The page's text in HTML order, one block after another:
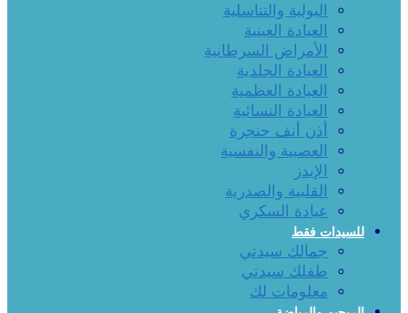
البولية والتناسلية
العيادة العينية
الأمراض السرطانية
العيادة الجلدية
العيادة العظمية
العيادة النسائية
أذن أنف حنجرة
العصبية والنفسية
الإيدز
القلبية والصدرية
عيادة السكري
للسيدات فقط
جمالك سيدتي
طفلك سيدتي
معلومات لك